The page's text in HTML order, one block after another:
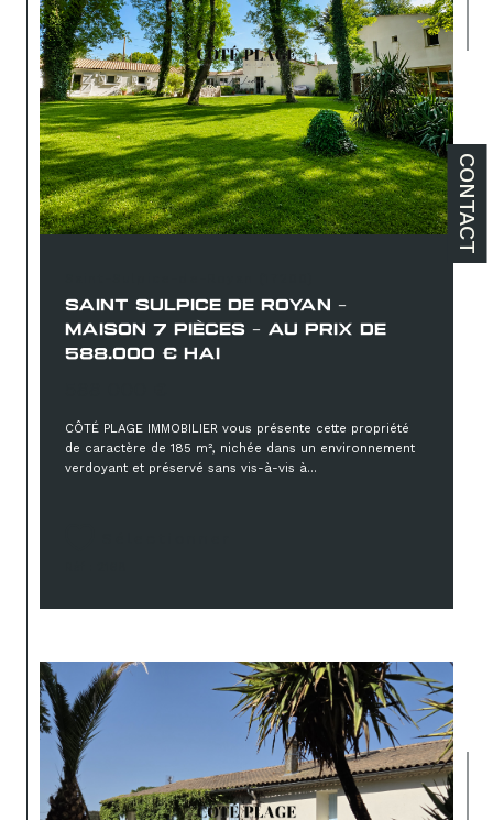
CONTACT
SAINT SULPICE DE ROYAN -
MAISON 7 PIÈCES - AU PRIX DE
588.000 € HAI
CÔTÉ PLAGE IMMOBILIER vous présente cette propriété
de caractère de 185 m², nichée dans un environnement
verdoyant et préservé sans vis-à-vis à...